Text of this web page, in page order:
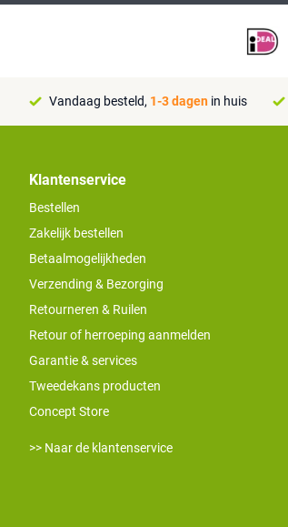
Vandaag besteld, 1-3 dagen in huis
Klantenservice
Bestellen
Zakelijk bestellen
Betaalmogelijkheden
Verzending & Bezorging
Retourneren & Ruilen
Retour of herroeping aanmelden
Garantie & services
Tweedekans producten
Concept Store
>> Naar de klantenservice